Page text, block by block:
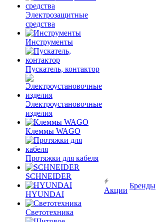
Электрозащитные
средства
Инструменты
Пускатель, контактор
Электроустановочные
изделия
Клеммы WAGO
Протяжки для кабеля
SCHNEIDER
HYUNDAI
Светотехника
Акции
Бренды